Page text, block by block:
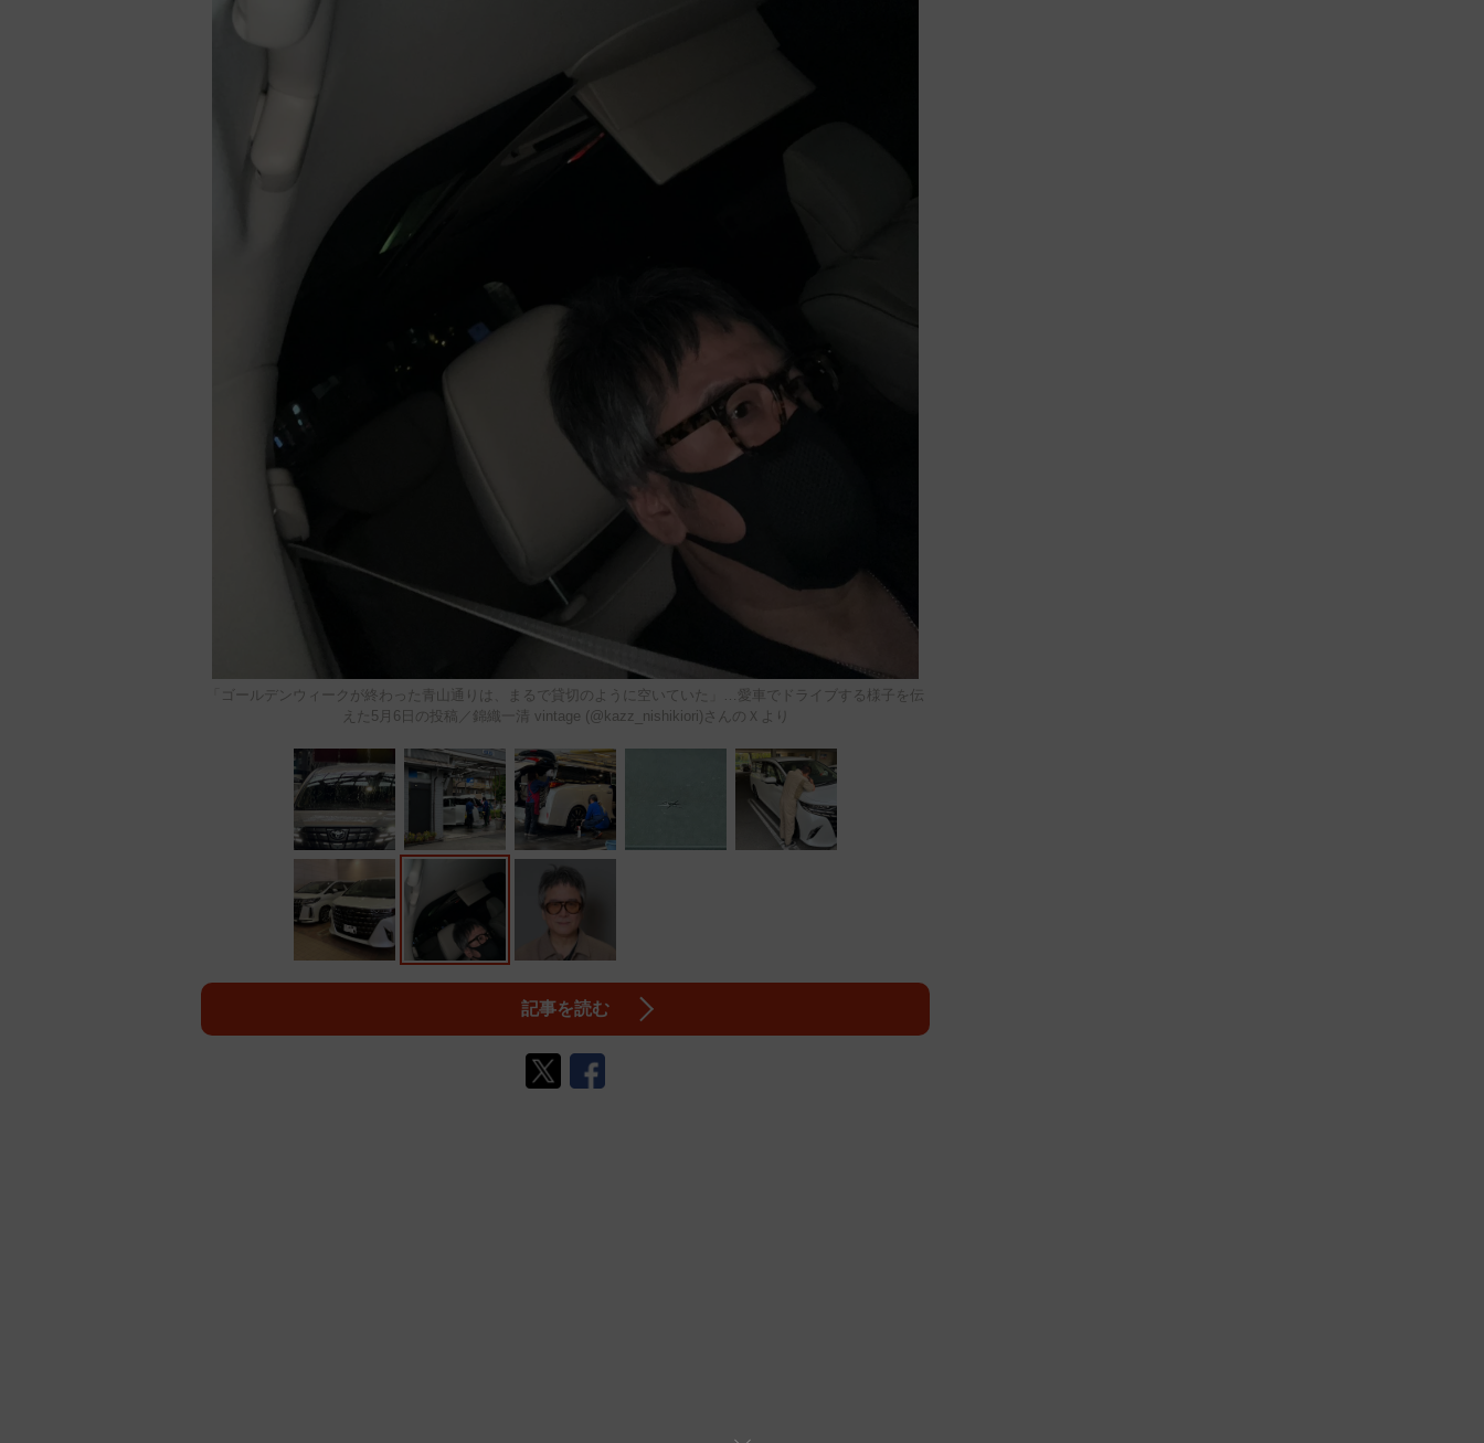
「ゴールデンウィークが終わった青山通りは、まるで貸切のように空いていた」…愛車でドライブする様子を伝
えた5月6日の投稿／錦織一清 vintage (@kazz_nishikiori)さんのＸより
記事を読む